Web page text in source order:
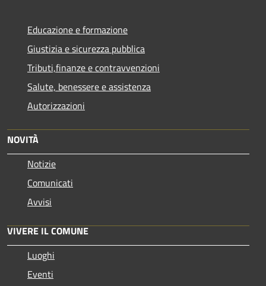
Educazione e formazione
Giustizia e sicurezza pubblica
Tributi,finanze e contravvenzioni
Salute, benessere e assistenza
Autorizzazioni
NOVITÀ
Notizie
Comunicati
Avvisi
VIVERE IL COMUNE
Luoghi
Eventi